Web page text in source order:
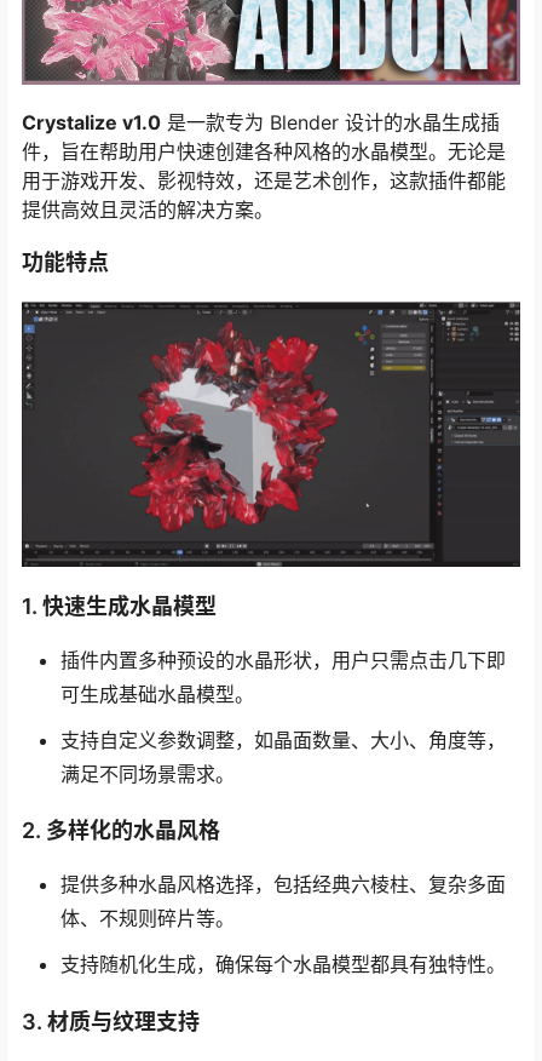
Crystalize v1.0 是一款专为 Blender 设计的水晶生成插
件，旨在帮助用户快速创建各种风格的水晶模型。无论是
用于游戏开发、影视特效，还是艺术创作，这款插件都能
提供高效且灵活的解决方案。
功能特点
1. 快速生成水晶模型
插件内置多种预设的水晶形状，用户只需点击几下即
可生成基础水晶模型。
支持自定义参数调整，如晶面数量、大小、角度等，
满足不同场景需求。
2. 多样化的水晶风格
提供多种水晶风格选择，包括经典六棱柱、复杂多面
体、不规则碎片等。
支持随机化生成，确保每个水晶模型都具有独特性。
3. 材质与纹理支持